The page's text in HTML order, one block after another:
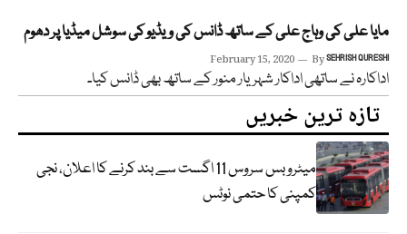
مایا علی کی وہاج علی کے ساتھ ڈانس کی ویڈیو کی سوشل میڈیا پر دھوم
February 15, 2020 BySEHRISH QURESHI
اداکارہ نے ساتھی اداکار شہریار منور کے ساتھ بھی ڈانس کیا۔
تازہ ترین خبریں
میٹرو بس سروس 11 اگست سے بند کرنے کا اعلان، نجی
کمپنی کا حتمی نوٹس